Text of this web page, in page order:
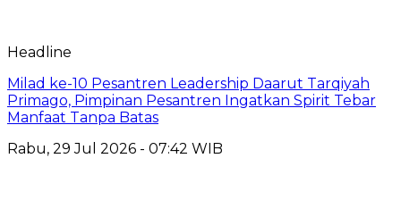
Headline
Milad ke-10 Pesantren Leadership Daarut Tarqiyah
Primago, Pimpinan Pesantren Ingatkan Spirit Tebar
Manfaat Tanpa Batas
Rabu, 29 Jul 2026 - 07:42 WIB